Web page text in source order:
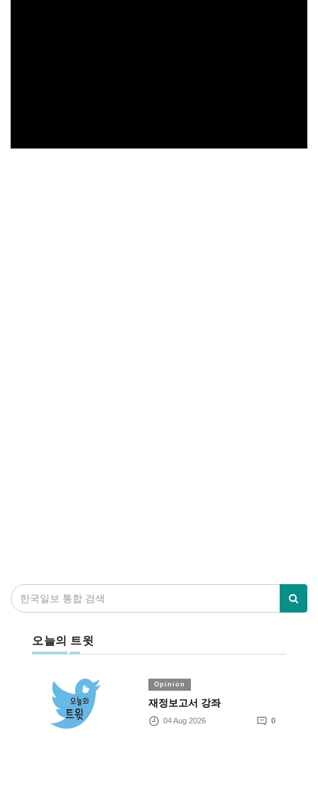
오늘의 트윗
Opinion
재정보고서 강좌
04 Aug 2026 0